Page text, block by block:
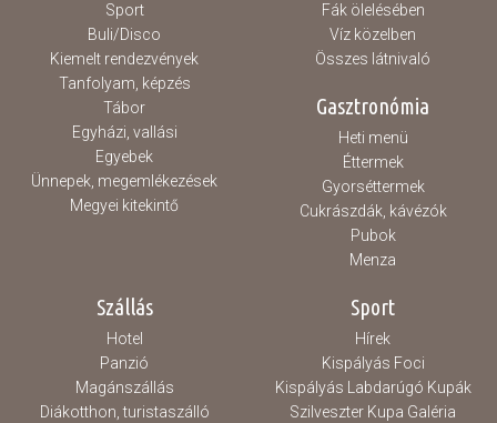
Sport
Buli/Disco
Kiemelt rendezvények
Tanfolyam, képzés
Tábor
Egyházi, vallási
Egyebek
Ünnepek, megemlékezések
Megyei kitekintő
Fák ölelésében
Víz közelben
Összes látnivaló
Gasztronómia
Heti menü
Éttermek
Gyorséttermek
Cukrászdák, kávézók
Pubok
Menza
Szállás
Hotel
Panzió
Magánszállás
Diákotthon, turistaszálló
Sport
Hírek
Kispályás Foci
Kispályás Labdarúgó Kupák
Szilveszter Kupa Galéria